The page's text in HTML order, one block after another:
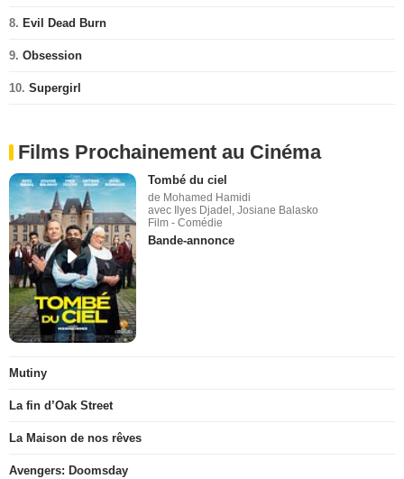
8. Evil Dead Burn
9. Obsession
10. Supergirl
Films Prochainement au Cinéma
Tombé du ciel
de Mohamed Hamidi
avec Ilyes Djadel, Josiane Balasko
Film - Comédie
Bande-annonce
Mutiny
La fin d’Oak Street
La Maison de nos rêves
Avengers: Doomsday